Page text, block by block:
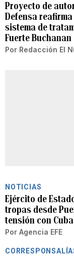
Proyecto de
Defensa
sistema de
Fuerte Buchanan
Por Redacción El
NOTICIAS
Ejército de
tropas desde
tensión con Cuba
Por Agencia EFE